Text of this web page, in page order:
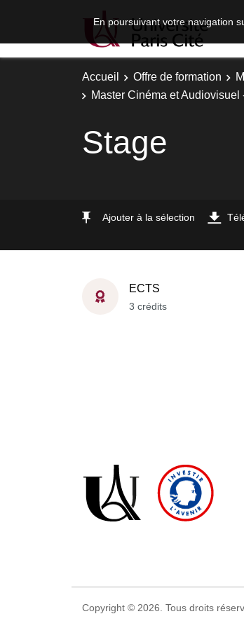
En poursuivant votre navigation
Accueil Offre de formation
Master Cinéma et
Stage
Ajouter à la sélection
ECTS
3 crédits
Copyright © 2026. Tous droits